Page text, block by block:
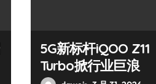
5G新标杆iQOO Z11
Turbo掀行业巨浪